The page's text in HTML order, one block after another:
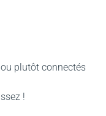
plutôt connectés
!